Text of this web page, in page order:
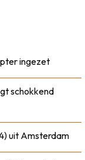
ingezet
schokkend
uit Amsterdam